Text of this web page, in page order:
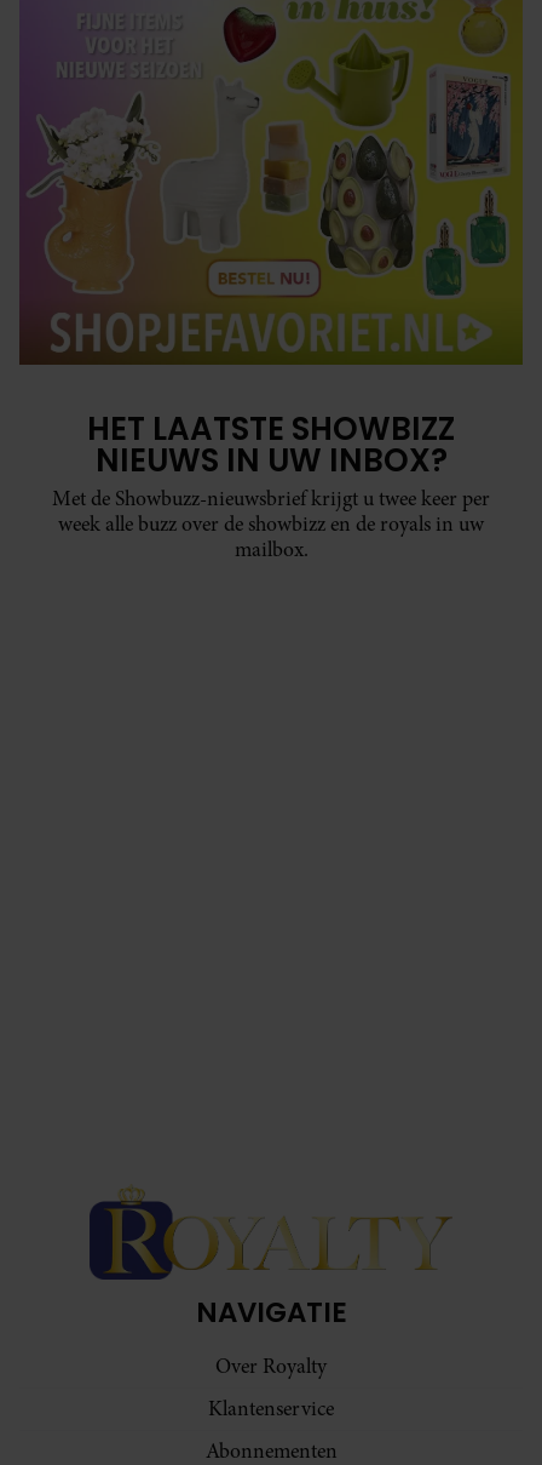
HET LAATSTE SHOWBIZZ
NIEUWS IN UW INBOX?
Met de Showbuzz-nieuwsbrief krijgt u twee keer per
week alle buzz over de showbizz en de royals in uw
mailbox.
NAVIGATIE
Over Royalty
Klantenservice
Abonnementen